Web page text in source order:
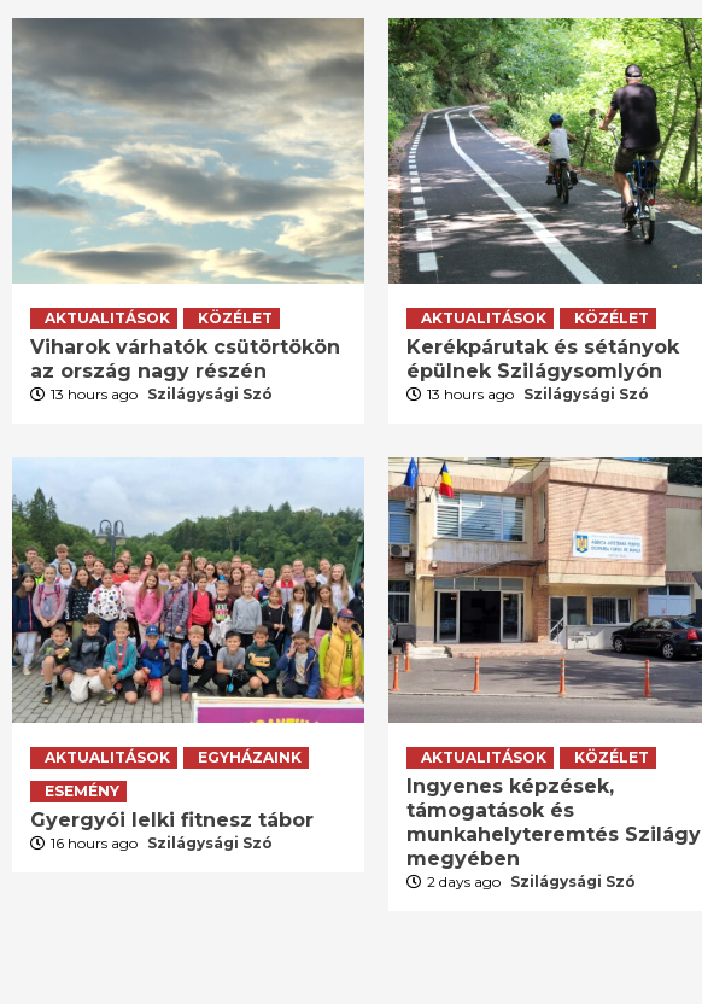
AKTUALITÁSOK KÖZÉLET
Viharok várhatók csütörtökön
az ország nagy részén
13 hours ago Szilágysági Szó
AKTUALITÁSOK KÖZÉLET
Kerékpárutak és sétányok
épülnek Szilágysomlyón
13 hours ago Szilágysági Szó
AKTUALITÁSOK
EGYHÁZAINK
ESEMÉNY
Gyergyói lelki fitnesz tábor
16 hours ago Szilágysági Szó
AKTUALITÁSOK KÖZÉLET
Ingyenes képzések,
támogatások és
munkahelyteremtés Szilágy
megyében
2 days ago Szilágysági Szó